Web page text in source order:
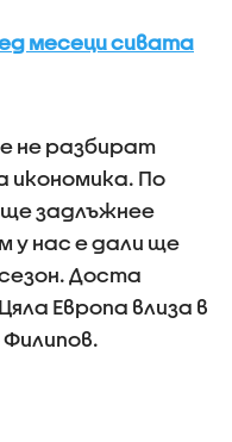
месеци сивата
не разбират
икономика. По
задлъжнее
у нас е дали ще
Доста
Европа влиза в